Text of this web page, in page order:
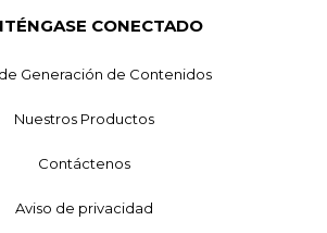
CONECTADO
Generación de Contenidos
Nuestros Productos
Contáctenos
Aviso de privacidad